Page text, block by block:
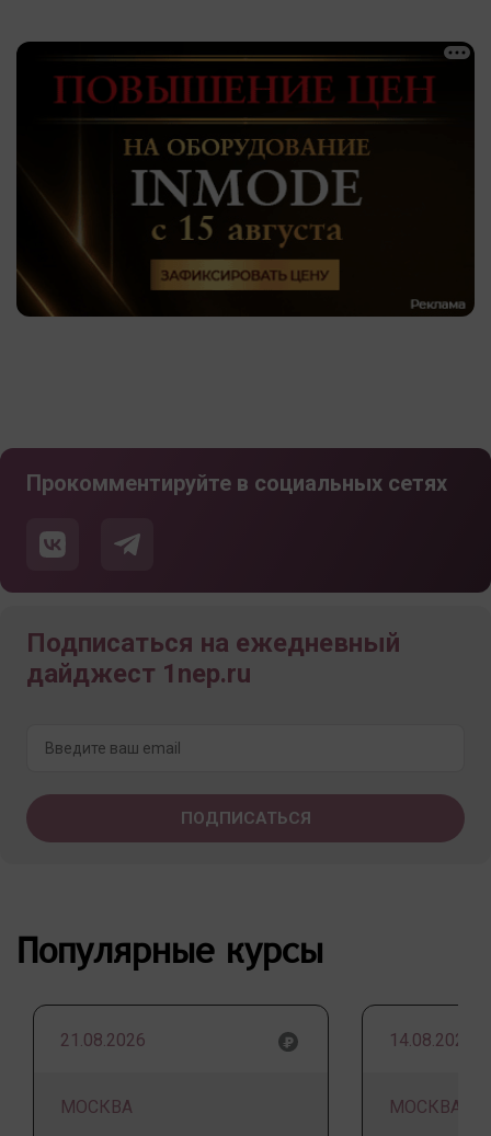
Прокомментируйте в социальных сетях
Подписаться на ежедневный
дайджест 1nep.ru
Популярные курсы
21.08.2026
МОСКВА
14.08.2026
МОСКВА